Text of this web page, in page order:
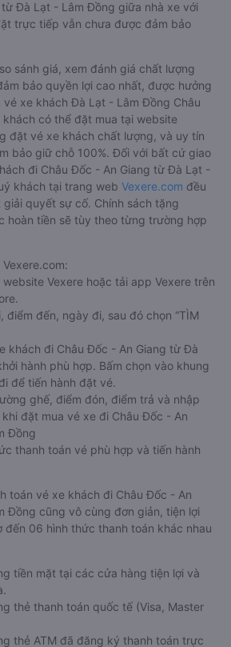
Đà Lạt - Lâm Đồng giữa nhà xe với
trực tiếp vẫn chưa được đảm bảo
sánh giá, xem đánh giá chất lượng
bảo quyền lợi cao nhất, được hưởng
vé xe khách Đà Lạt - Lâm Đồng Châu
có thể đặt mua tại website
đặt vé xe khách chất lượng, và uy tín
bảo giữ chỗ 100%. Đối với bất cứ giao
đi Châu Đốc - An Giang từ Đà Lạt -
khách tại trang web Vexere.com đều
quyết sự cố. Chính sách tặng
hoàn tiền sẽ tùy theo từng trường hợp
Vexere hoặc tải app Vexere trên
điểm đến, ngày đi, sau đó chọn “TÌM
khách đi Châu Đốc - An Giang từ Đà
hành phù hợp. Bấm chọn vào khung
để tiến hành đặt vé.
ghế, điểm đón, điểm trả và nhập
đặt mua vé xe đi Châu Đốc - An
Đồng
thanh toán vé phù hợp và tiến hành
toán vé xe khách đi Châu Đốc - An
Đồng cũng vô cùng đơn giản, tiện lợi
đến 06 hình thức thanh toán khác nhau
tiền mặt tại các cửa hàng tiện lợi và
thẻ thanh toán quốc tế (Visa, Master
thẻ ATM đã đăng ký thanh toán trực